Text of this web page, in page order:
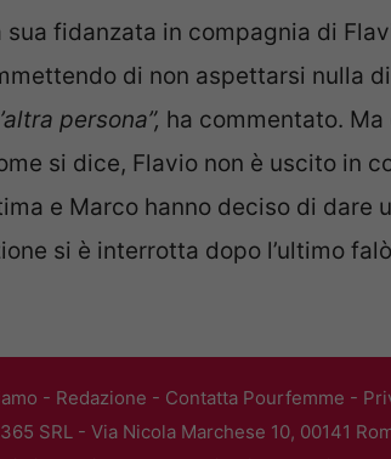
fidanzata in compagnia di
di non aspettarsi nulla
persona”, ha commentato. Ma
si dice, Flavio non è uscito in
e Marco hanno deciso di dare
si è interrotta dopo l’ultimo
- Redazione - Contatta Pourfemme -
SRL - Via Nicola Marchese 10, 00141